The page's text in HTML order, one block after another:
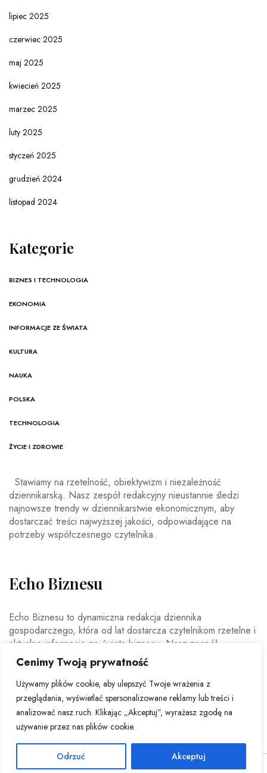
Cenimy Twoją prywatność
Używamy plików cookie, aby ulepszyć Twoje wrażenia z
przeglądania, wyświetlać spersonalizowane reklamy lub treści i
analizować nasz ruch. Klikając „Akceptuj”, wyrażasz zgodę na
używanie przez nas plików cookie.
Odrzuć Akceptuj
lipiec 2025
czerwiec 2025
maj 2025
kwiecień 2025
marzec 2025
luty 2025
styczeń 2025
grudzień 2024
listopad 2024
Kategorie
BIZNES I TECHNOLOGIA
EKONOMIA
INFORMACJE ZE ŚWIATA
KULTURA
NAUKA
POLSKA
TECHNOLOGIA
ŻYCIE I ZDROWIE
Stawiamy na rzetelność, obiektywizm i niezależność
dziennikarską. Nasz zespół redakcyjny nieustannie śledzi
najnowsze trendy w dziennikarstwie ekonomicznym, aby
dostarczać treści najwyższej jakości, odpowiadające na
potrzeby współczesnego czytelnika.
Echo Biznesu
Echo Biznesu to dynamiczna redakcja dziennika
gospodarczego, która od lat dostarcza czytelnikom rzetelne i
aktualne informacje ze świata biznesu. Nasz zespół
doświadczonych dziennikarzy i ekspertów ekonomicznych
codziennie analizuje najważniejsze wydarzenia rynkowe,
trendy gospodarcze oraz decyzje mające wpływ na polską i
światową ekonomię.
© Copyright 2026 - Echo Biznesu . All Rights Reserved